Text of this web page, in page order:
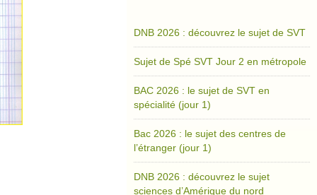
DNB 2026 : découvrez le sujet de SVT
Sujet de Spé SVT Jour 2 en métropole
BAC 2026 : le sujet de SVT en
spécialité (jour 1)
Bac 2026 : le sujet des centres de
l’étranger (jour 1)
DNB 2026 : découvrez le sujet
sciences d’Amérique du nord